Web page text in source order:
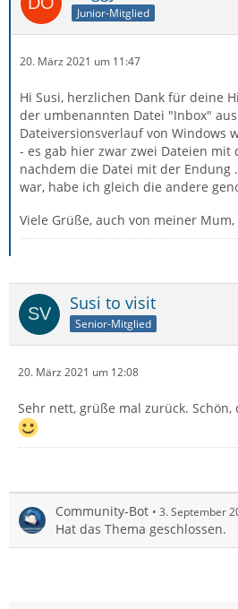
Junior-Mitglied
20. März 2021 um 11:47
Hi Susi, herzlichen Dank für deine
der umbenannten Datei "Inbox"
Dateiversionsverlauf von Windows
- es gab hier zwar zwei Dateien mit
nachdem die Datei mit der Endung
war, habe ich gleich die andere
Viele Grüße, auch von meiner Mum,
Susi to visit
Senior-Mitglied
20. März 2021 um 12:08
Sehr nett, grüße mal zurück. Schön,
Community-Bot 3. September
Hat das Thema geschlossen.